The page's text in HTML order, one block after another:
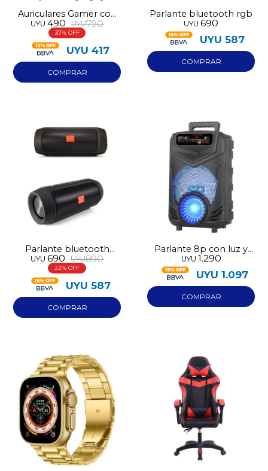
Auriculares Gamer con
micrófono GM004 rojos
UYU 490 UYU790
37
UYU 417
Parlante bluetooth rgb
UYU 690
UYU 587
Parlante bluetooth
portátil
UYU 690 UYU890
22
UYU 587
Parlante 8p con luz y
micrófono
UYU 1.290
UYU 1.097